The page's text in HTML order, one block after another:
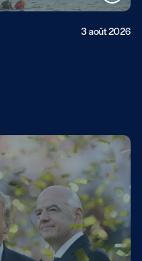
3 août 2026